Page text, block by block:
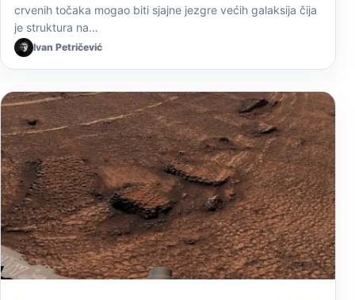
crvenih točaka mogao biti sjajne jezgre većih galaksija čija
je struktura na…
Ivan Petričević